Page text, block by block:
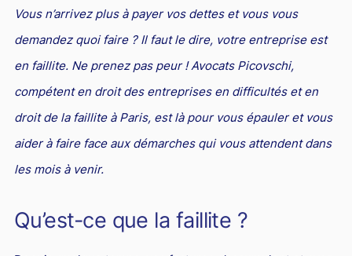
Réduction des charges sociales
Droit de la santé
Cabinet d’avocats d’affaires : comment le choisir ?
BTP
Droit de la distribution
PICOVSCHI
L'action en concurrence déloyale : comment l'avocat peut-
Copie servile de site Internet, concurrence déloyale et
Concurrence déloyale : parasitisme, désorganisation,
dénigrement, imitation
inspecteur des impôts pour vous défendre
Optimisation fiscale : attention aux risques
Régularisation des avoirs détenus à l’étranger
défendre vos marques
Jurisprudences et actualités en droit de la propriété
les défendre
Commerce électronique
Contrats informatiques
Avocat en nouvelles technologies-Internet
en droit du travail vous assistent
Avocats franco-chinois : notre pôle d’affaires dédié
Relations franco-japonaises
Relations franco-canadiennes
Contrat international
Vous n’arrivez plus à payer vos dettes et vous vous
demandez quoi faire ? Il faut le dire, votre entreprise est
en faillite. Ne prenez pas peur ! Avocats Picovschi,
compétent en droit des entreprises en difficultés et en
droit de la faillite à Paris, est là pour vous épauler et vous
aider à faire face aux démarches qui vous attendent dans
les mois à venir.
Qu’est-ce que la faillite ?